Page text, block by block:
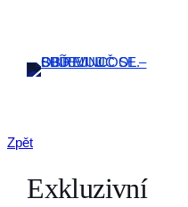
Zpět
Exkluzivní